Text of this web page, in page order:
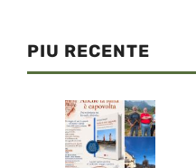
PIU RECENTE